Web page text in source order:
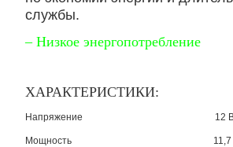
службы.
– Низкое энергопотребление
ХАРАКТЕРИСТИКИ:
Напряжение 12
Мощность 11,7 Вт